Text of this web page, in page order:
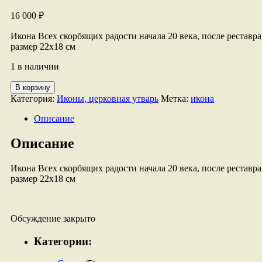
16 000 ₽
Икона Всех скорбящих радости начала 20 века, после
размер 22х18 см
1 в наличии
Количество
товара
Всех
радости
В корзину
Категория: Иконы, церковная утварь Метка: икона
Описание
Описание
Икона Всех скорбящих радости начала 20 века, после
размер 22х18 см
Обсуждение закрыто
Категории: